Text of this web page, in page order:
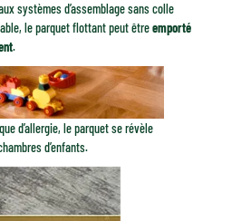
systèmes d’assemblage sans colle
le parquet flottant peut êtreemporté
.
d’allergie, le parquet se révèle
d’enfants.